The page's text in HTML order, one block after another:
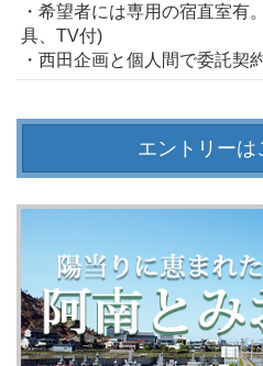
・希望者には専用の宿直室
具、TV付)
・西田企画と個人間で委託契
エントリーは